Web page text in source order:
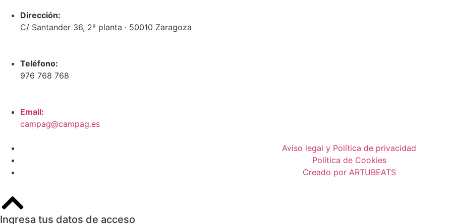
Dirección:
C/ Santander 36, 2ª planta · 50010 Zaragoza
Teléfono:
976 768 768
Email:
campag@campag.es
Aviso legal y Política de privacidad
Política de Cookies
Creado por ARTUBEATS
Ingresa tus datos de acceso